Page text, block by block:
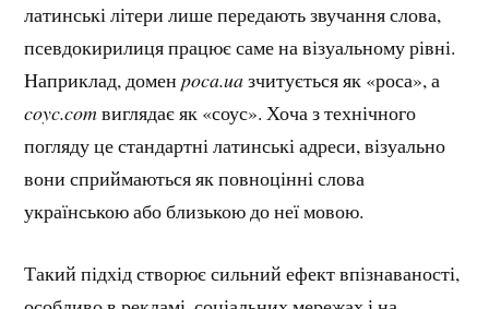
латинські літери лише передають звучання слова,
псевдокирилиця працює саме на візуальному рівні.
Наприклад, доменpoca.uaзчитується як «роса», а
coyc.comвиглядає як «соус». Хоча з технічного
погляду це стандартні латинські адреси, візуально
вони сприймаються як повноцінні слова
українською або близькою до неї мовою.
Такий підхід створює сильний ефект впізнаваності,